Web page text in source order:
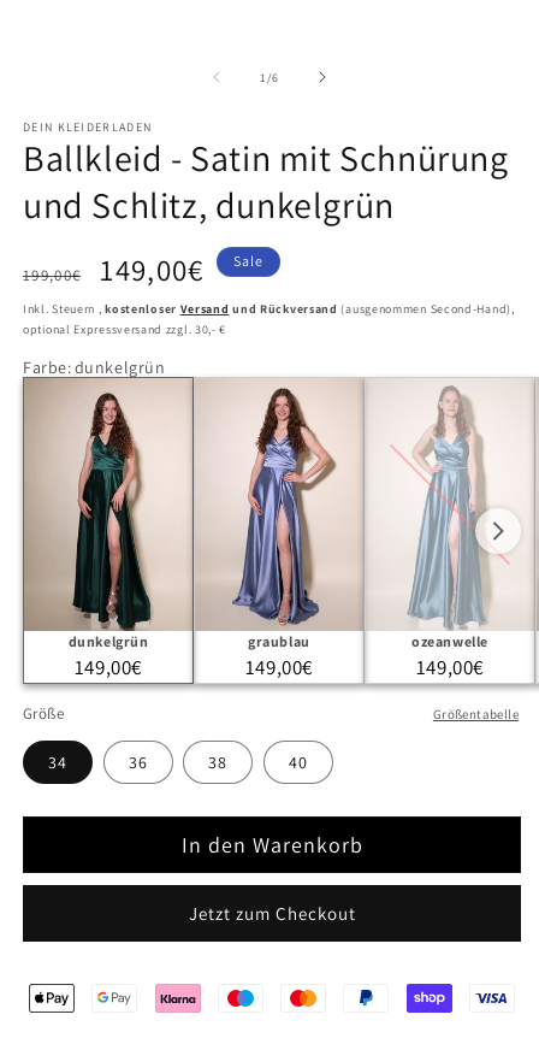
1/von
6
DEIN KLEIDERLADEN
Ballkleid - Satin mit Schnürung
und Schlitz, dunkelgrün
199,00€ 149,00€ Sale
Inkl. Steuern ,kostenloser Versand und Rückversand (ausgenommen Second-Hand),
optional Expressversand zzgl. 30,- €
Farbe:dunkelgrün
dunkelgrün
149,00€
graublau
149,00€
ozeanwelle
149,00€
Größe Größentabelle
34 36 38 40
In den Warenkorb
Jetzt zum Checkout